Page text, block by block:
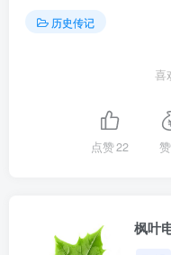
历史传记
喜
点赞22
枫叶